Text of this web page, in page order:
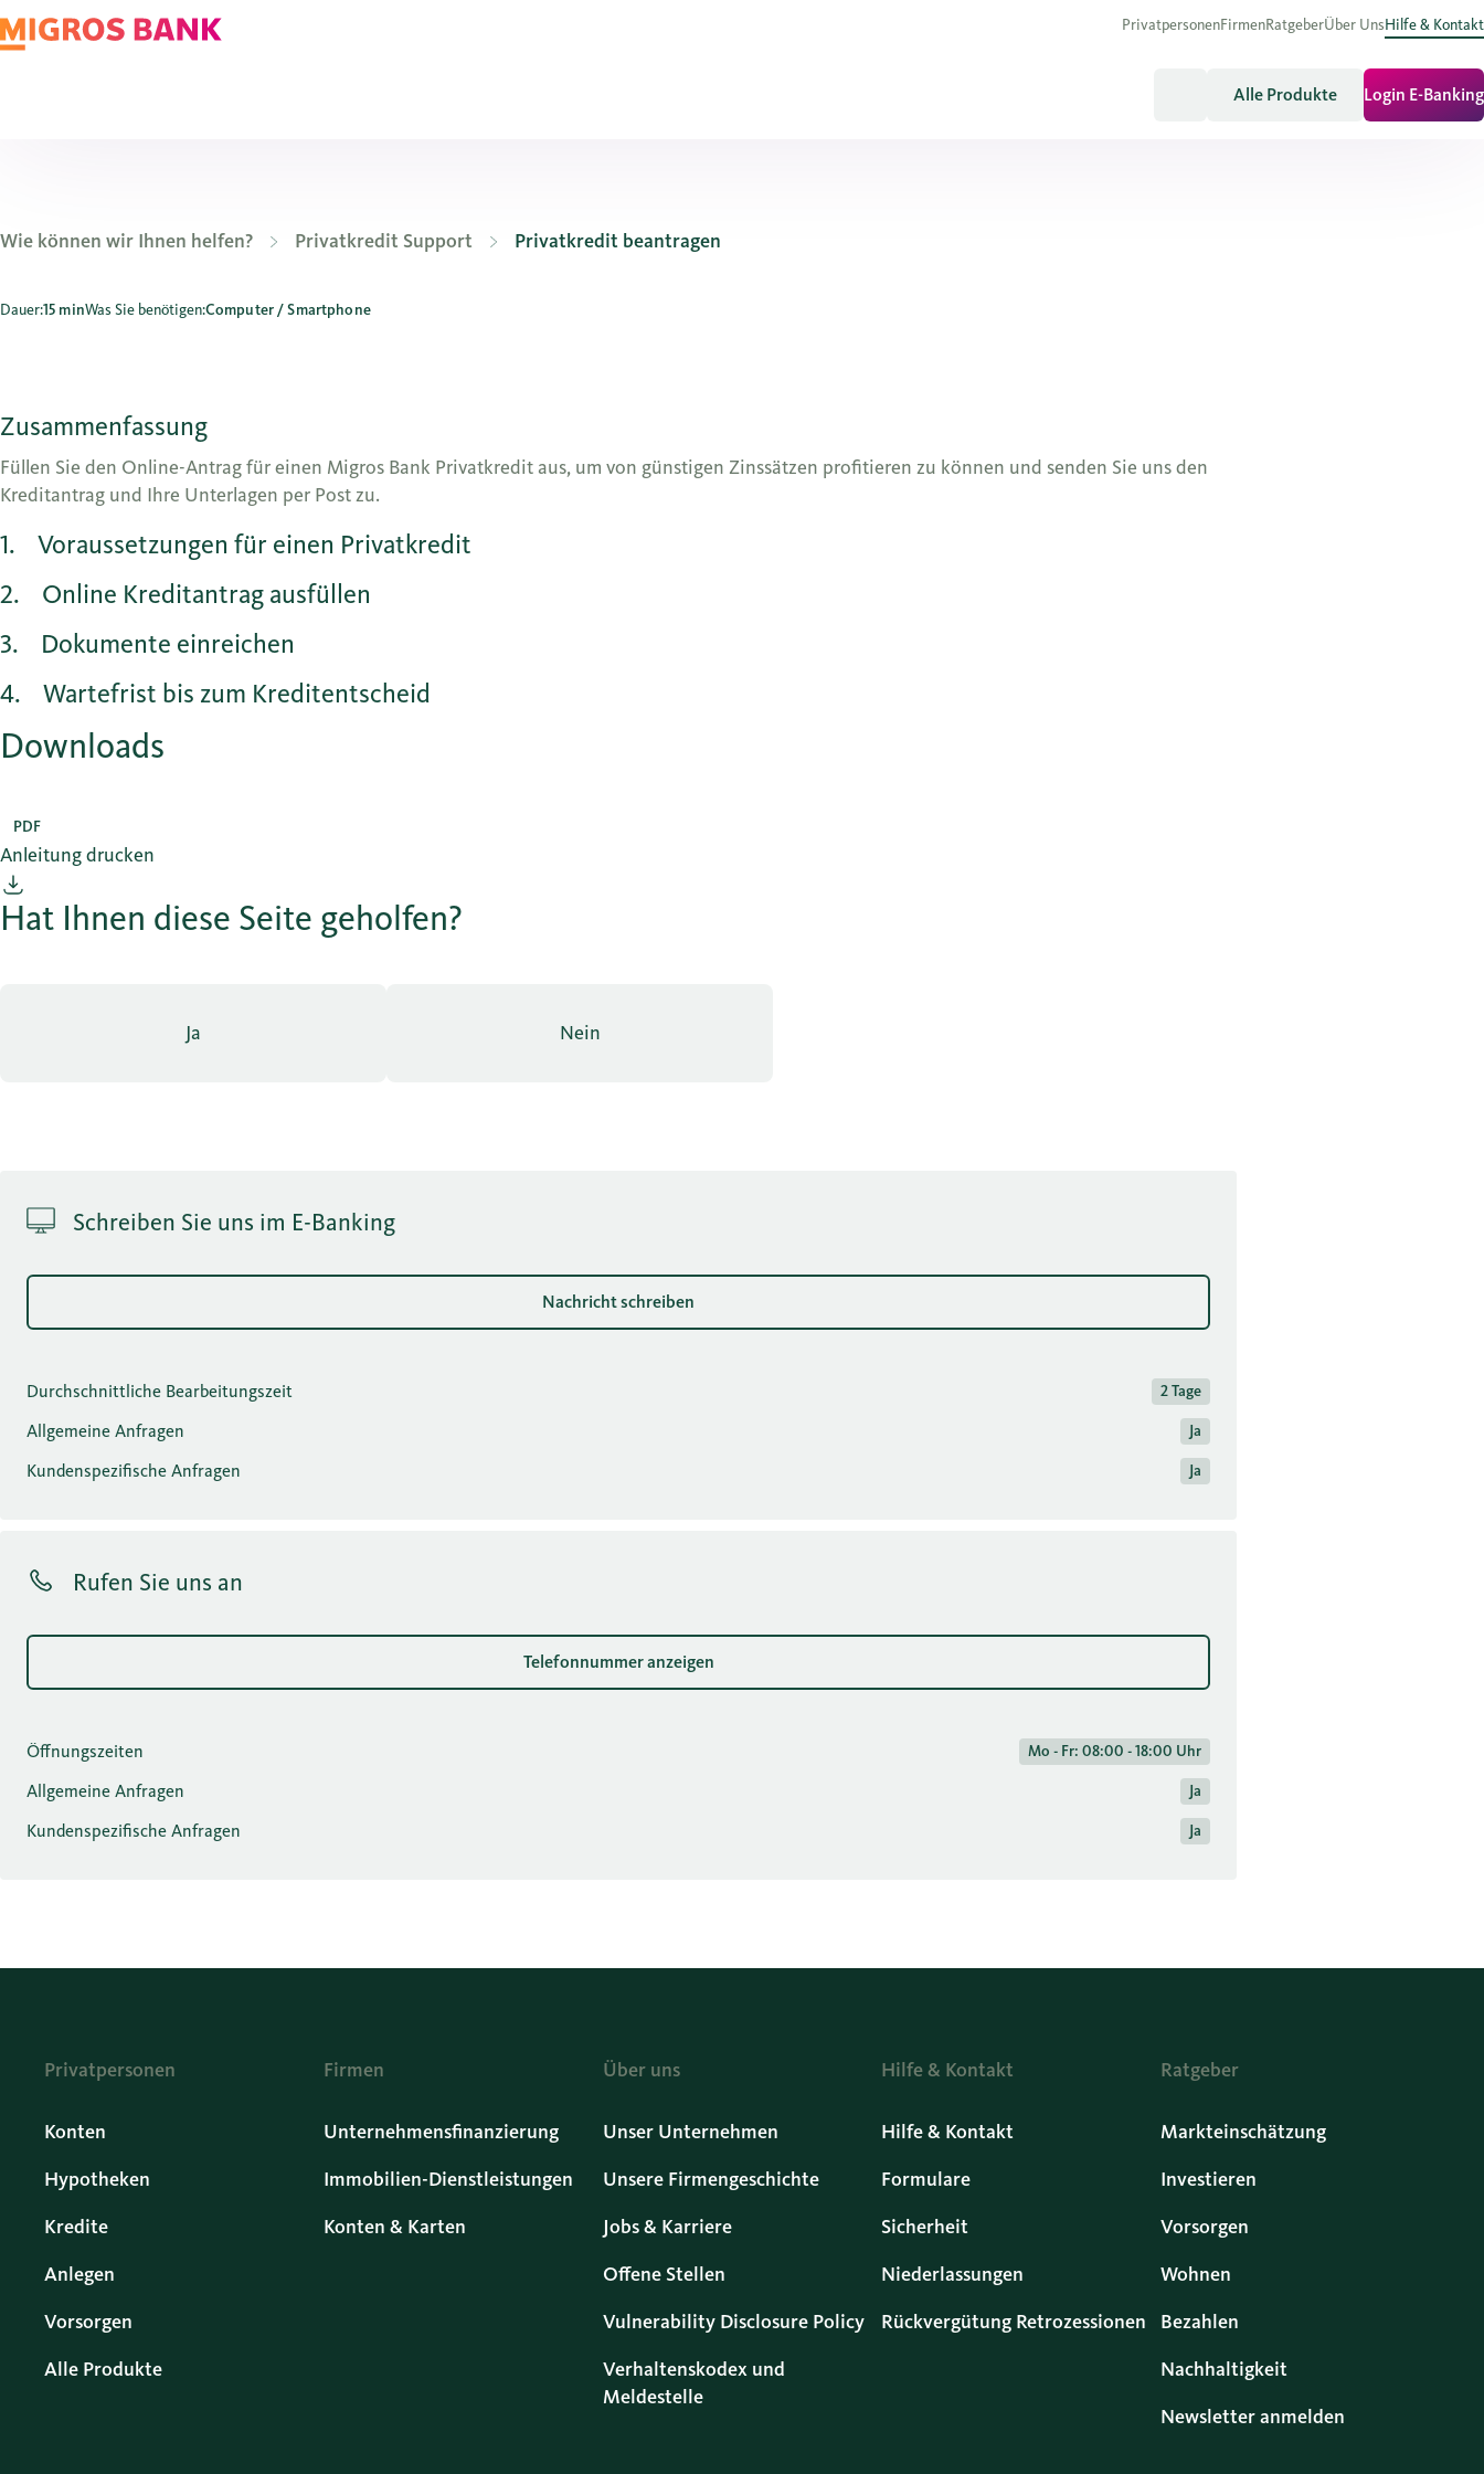
PrivatpersonenFirmenRatgeberÜber UnsHilfe & Kontakt
Alle Produkte Login E-Banking
Wie können wir Ihnen helfen? Privatkredit Support Privatkredit beantragen
Wie kann ich einen Migros Bank Privatkredit beantragen?
Dauer:15 minWas Sie benötigen:Computer / Smartphone
Zusammenfassung
Füllen Sie den Online-Antrag für einen Migros Bank Privatkredit aus, um von günstigen Zinssätzen profitieren zu können und senden Sie uns den
Kreditantrag und Ihre Unterlagen per Post zu.
1
Voraussetzungen für einen Privatkredit
2
Online Kreditantrag ausfüllen
3
Dokumente einreichen
4
Wartefrist bis zum Kreditentscheid
Downloads
PDF
Anleitung drucken
Hat Ihnen diese Seite geholfen?
Ja Nein
Schreiben Sie uns im E-Banking
Nachricht schreiben
Durchschnittliche Bearbeitungszeit 2 Tage
Allgemeine Anfragen Ja
Kundenspezifische Anfragen Ja
Rufen Sie uns an
Telefonnummer anzeigen
Öffnungszeiten Mo - Fr: 08:00 - 18:00 Uhr
Allgemeine Anfragen Ja
Kundenspezifische Anfragen Ja
Privatpersonen
Konten
Hypotheken
Kredite
Anlegen
Vorsorgen
Alle Produkte
Firmen
Unternehmensfinanzierung
Immobilien-Dienstleistungen
Konten & Karten
Über uns
Unser Unternehmen
Unsere Firmengeschichte
Jobs & Karriere
Offene Stellen
Vulnerability Disclosure Policy
Verhaltenskodex und
Meldestelle
Hilfe & Kontakt
Hilfe & Kontakt
Formulare
Sicherheit
Niederlassungen
Rückvergütung Retrozessionen
Ratgeber
Markteinschätzung
Investieren
Vorsorgen
Wohnen
Bezahlen
Nachhaltigkeit
Newsletter anmelden